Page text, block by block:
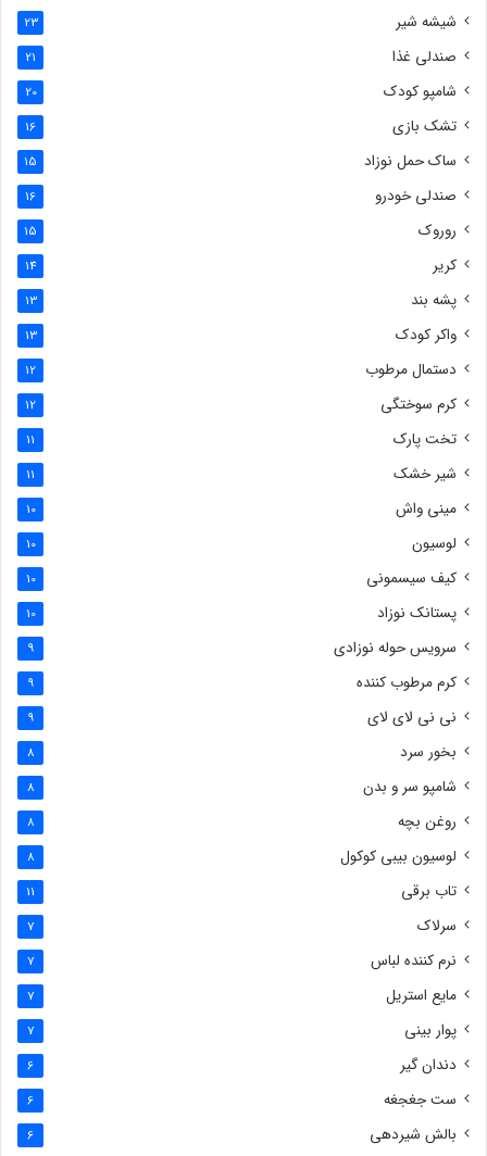
شیشه شیر 23
صندلی غذا 21
شامپو کودک 20
تشک بازی 16
ساک حمل نوزاد 15
صندلی خودرو 16
روروک 15
کریر 14
پشه بند 13
واکر کودک 13
دستمال مرطوب 12
کرم سوختگی 12
تخت پارک 11
شیر خشک 11
مینی واش 10
لوسیون 10
کیف سیسمونی 10
پستانک نوزاد 10
سرویس حوله نوزادی 9
کرم مرطوب کننده 9
نی نی لای لای 9
بخور سرد 8
شامپو سر و بدن 8
روغن بچه 8
لوسیون بیبی کوکول 8
تاب برقی 11
سرلاک 7
نرم کننده لباس 7
مایع استریل 7
پوار بینی 7
دندان گیر 6
ست جغجغه 6
بالش شیردهی 6